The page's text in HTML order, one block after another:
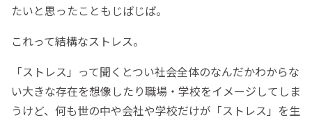
たいと思ったこともじばじば。
これって結構なストレス。
「ストレス」って聞くとつい社会全体のなんだかわからな
い大きな存在を想像したり職場・学校をイメージしてしま
うけど、何も世の中や会社や学校だけが「ストレス」を生